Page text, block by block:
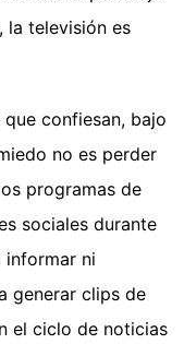
la televisión es
confiesan, bajo
no es perder
programas de
sociales durante
informar ni
generar clips de
el ciclo de noticias